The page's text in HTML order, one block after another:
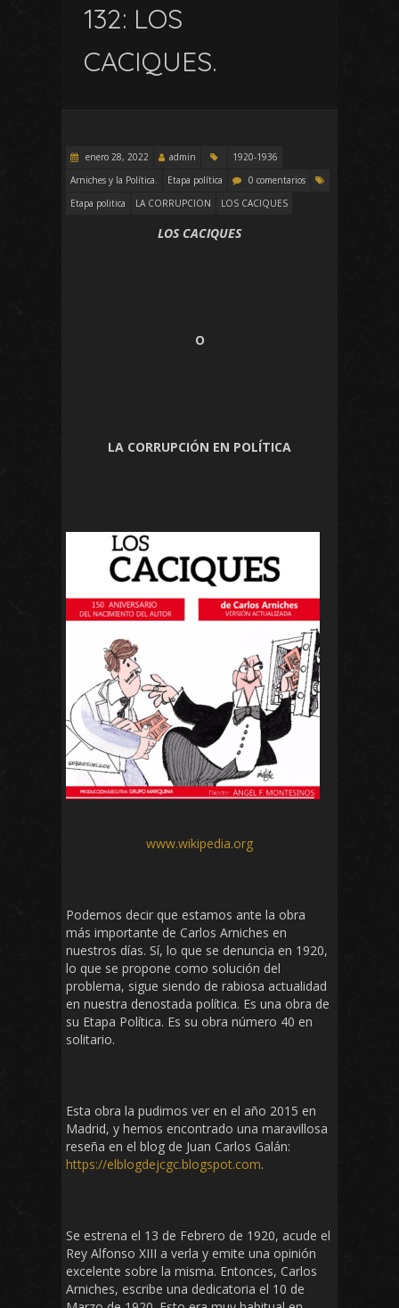
132: LOS
CACIQUES.
enero 28, 2022 admin
1920-1936
Arniches y la Política.
Etapa política
0 comentarios
Etapa politica
LA CORRUPCION LOS CACIQUES
LOS CACIQUES
O
LA CORRUPCIÓN EN POLÍTICA
www.wikipedia.org
Podemos decir que estamos ante la obra
más importante de Carlos Arniches en
nuestros días. Sí, lo que se denuncia en 1920,
lo que se propone como solución del
problema, sigue siendo de rabiosa actualidad
en nuestra denostada política. Es una obra de
su Etapa Política. Es su obra número 40 en
solitario.
Esta obra la pudimos ver en el año 2015 en
Madrid, y hemos encontrado una maravillosa
reseña en el blog de Juan Carlos Galán:
https://elblogdejcgc.blogspot.com.
Se estrena el 13 de Febrero de 1920, acude el
Rey Alfonso XIII a verla y emite una opinión
excelente sobre la misma. Entonces, Carlos
Arniches, escribe una dedicatoria el 10 de